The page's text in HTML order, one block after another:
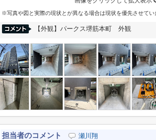
※写真や図と実際の現状とが異なる場合は現状を優先させてい
【外観】パークス堺筋本町 外観
担当者のコメント 瀬川翔